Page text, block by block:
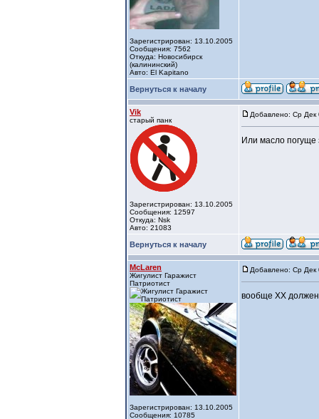
Зарегистрирован: 13.10.2005
Сообщения: 7562
Откуда: Новосибирск
(калининский)
Авто: El Kapitano
Вернуться к началу
Vik
старый панк
Зарегистрирован: 13.10.2005
Сообщения: 12597
Откуда: Nsk
Авто: 21083
Добавлено: Ср Дек
Или масло погуще
Вернуться к началу
McLaren
Жигулист Гаражист
Патриотист
Зарегистрирован: 13.10.2005
Сообщения: 10785
Добавлено: Ср Дек
вообще ХХ